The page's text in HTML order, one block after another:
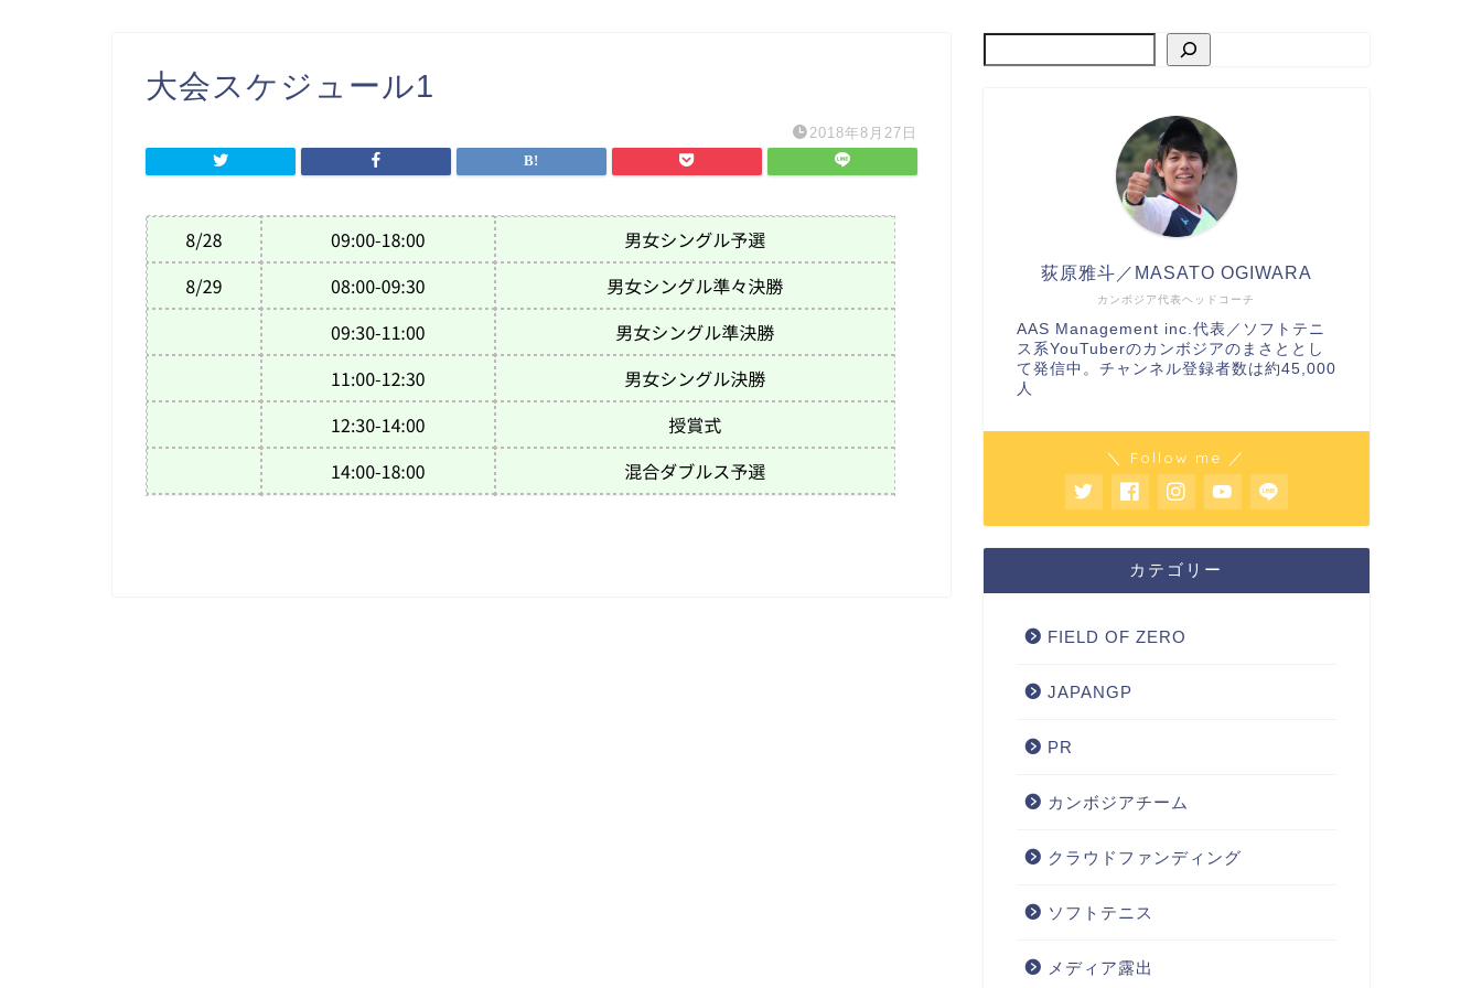
大会スケジュール1
2018年8月27日
カンボジア代表ヘッドコーチ
荻原雅斗／MASATO OGIWARA
AAS Management inc.代表／ソフトテニ
ス系YouTuberのカンボジアのまさととし
て発信中。チャンネル登録者数は約45,000
人
＼ Follow me ／
カテゴリー
FIELD OF ZERO
JAPANGP
PR
カンボジアチーム
クラウドファンディング
ソフトテニス
メディア露出